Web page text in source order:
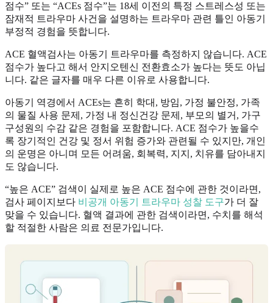
점수” 또는 “ACEs 점수”는 18세 이전의 특정 스트레스성 또는
잠재적 트라우마 사건을 설명하는 트라우마 관련 틀인 아동기
부정적 경험을 뜻합니다.
ACE 혈액검사는 아동기 트라우마를 측정하지 않습니다. ACE
점수가 높다고 해서 안지오텐신 전환효소가 높다는 뜻도 아닙
니다. 같은 글자를 매우 다른 이유로 사용합니다.
아동기 역경에서 ACEs는 흔히 학대, 방임, 가정 불안정, 가족
의 물질 사용 문제, 가정 내 정신건강 문제, 부모의 별거, 가구
구성원의 수감 같은 경험을 포함합니다. ACE 점수가 높을수
록 장기적인 건강 및 정서 위험 증가와 관련될 수 있지만, 개인
의 운명은 아니며 모든 어려움, 회복력, 지지, 치유를 담아내지
도 않습니다.
“높은 ACE” 검색이 실제로 높은 ACE 점수에 관한 것이라면,
검사 페이지보다 비공개 아동기 트라우마 성찰 도구가 더 잘
맞을 수 있습니다. 혈액 결과에 관한 검색이라면, 수치를 해석
할 적절한 사람은 의료 전문가입니다.